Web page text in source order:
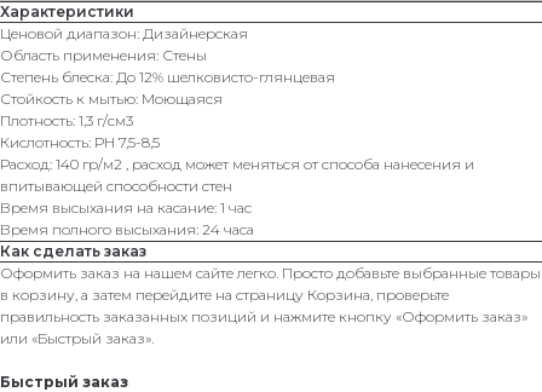
Характеристики
Ценовой диапазон: Дизайнерская
Область применения: Стены
Степень блеска: До 12% шелковисто-глянцевая
Стойкость к мытью: Моющаяся
Плотность: 1,3 г/cм3
Кислотность: РН 7,5-8,5
Расход: 140 гр/м2 , расход может меняться от способа нанесения и
впитывающей способности стен
Время высыхания на касание: 1 час
Время полного высыхания: 24 часа
Как сделать заказ
Оформить заказ на нашем сайте легко. Просто добавьте выбранные товары
в корзину, а затем перейдите на страницу Корзина, проверьте
правильность заказанных позиций и нажмите кнопку «Оформить заказ»
или «Быстрый заказ».
Быстрый заказ